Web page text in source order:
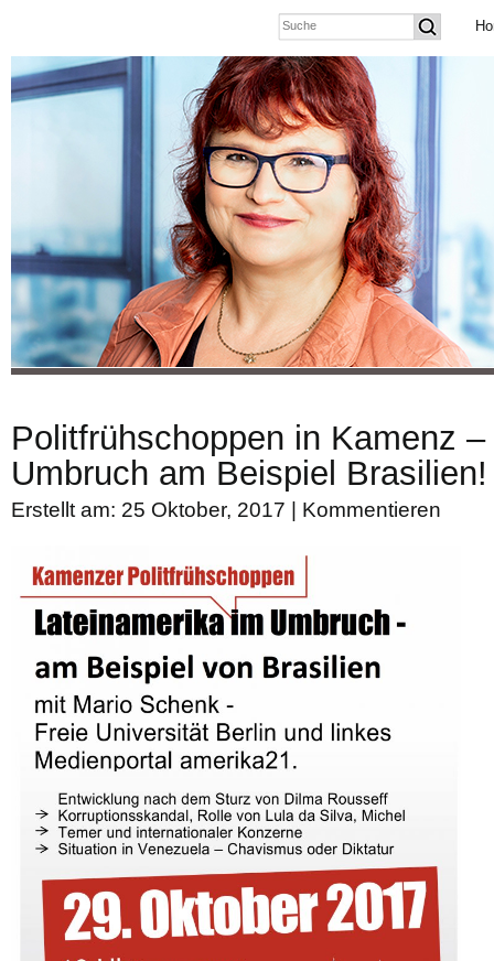
Politfrühschoppen in Kamenz
Umbruch am Beispiel Brasilien!
Erstellt am: 25 Oktober, 2017 | Kommentieren